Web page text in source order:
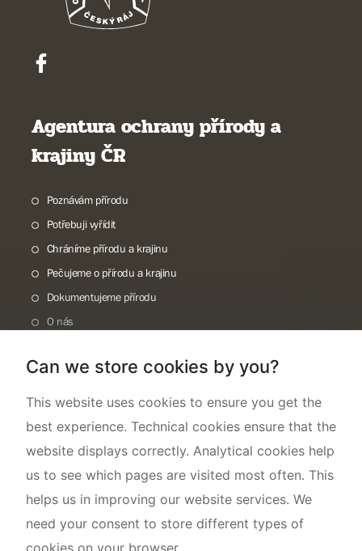
Agentura ochrany přírody a
krajiny ČR
Poznávám přírodu
Potřebuji vyřídit
Chráníme přírodu a krajinu
Pečujeme o přírodu a krajinu
Dokumentujeme přírodu
O nás
Can we store cookies by you?
This website uses cookies to ensure you get the
best experience. Technical cookies ensure that the
website displays correctly. Analytical cookies help
us to see which pages are visited most often. This
helps us in improving our website services. We
need your consent to store different types of
cookies on your browser.